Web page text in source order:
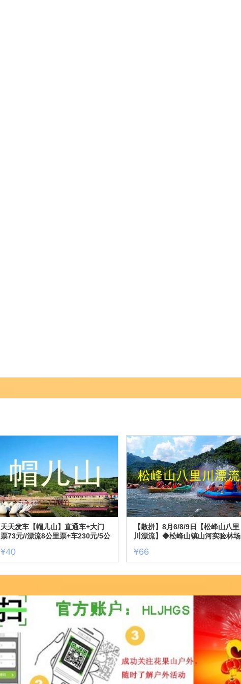
天天发车【帽儿山】直通车+大门
票73元//漂流8公里票+车230元/5公
¥40
【散拼】8月6/8/9日【松峰山八里
川漂流】◆松峰山镇山河实验林场
险】
¥66